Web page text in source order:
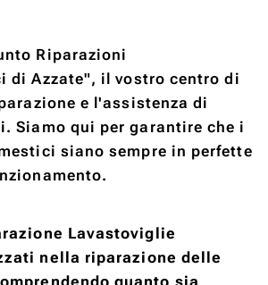
Riparazioni
di Azzate", il vostro centro di
e l'assistenza di
Siamo qui per garantire che i
siano sempre in perfette
Lavastoviglie
nella riparazione delle
quanto sia